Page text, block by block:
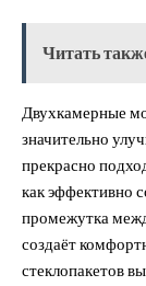
Читать
Двухкамерные
значительно
прекрасно
как эффективно
промежутка
создаёт
стеклопакетов